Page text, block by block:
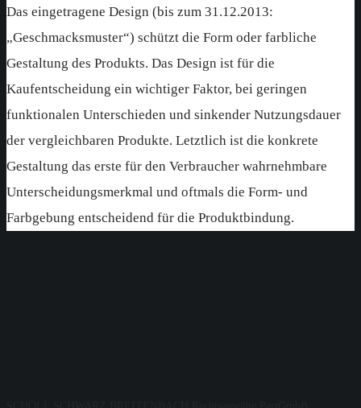
Das eingetragene Design (bis zum 31.12.2013:
„Geschmacksmuster“) schützt die Form oder farbliche
Gestaltung des Produkts. Das Design ist für die
Kaufentscheidung ein wichtiger Faktor, bei geringen
funktionalen Unterschieden und sinkender Nutzungsdauer
der vergleichbaren Produkte. Letztlich ist die konkrete
Gestaltung das erste für den Verbraucher wahrnehmbare
Unterscheidungsmerkmal und oftmals die Form- und
Farbgebung entscheidend für die Produktbindung.